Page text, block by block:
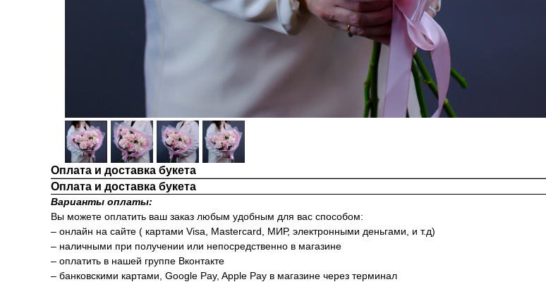
Оплата и доставка букета
Оплата и доставка букета
Варианты оплаты:
Вы можете оплатить ваш заказ любым удобным для вас способом:
– онлайн на сайте ( картами Visa, Mastercard, МИР, электронными деньгами, и т.д)
– наличными при получении или непосредственно в магазине
– оплатить в нашей группе Вконтакте
– банковскими картами, Google Pay, Apple Pay в магазине через терминал